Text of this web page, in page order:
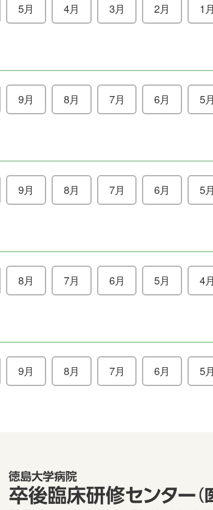
5月 4月 3月 2月 1月
9月 8月 7月 6月 5月
9月 8月 7月 6月 5月
8月 7月 6月 5月 4月
9月 8月 7月 6月 5月